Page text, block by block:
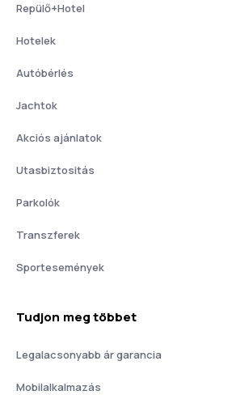
Repülő+Hotel
Hotelek
Autóbérlés
Jachtok
Akciós ajánlatok
Utasbiztositás
Parkolók
Transzferek
Sportesemények
Tudjon meg többet
Legalacsonyabb ár garancia
Mobilalkalmazás